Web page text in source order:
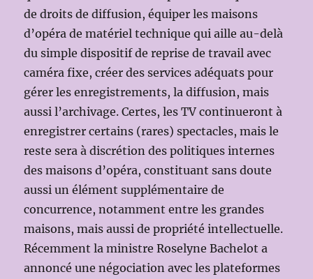
de droits de diffusion, équiper les maisons
d’opéra de matériel technique qui aille au-delà
du simple dispositif de reprise de travail avec
caméra fixe, créer des services adéquats pour
gérer les enregistrements, la diffusion, mais
aussi l’archivage. Certes, les TV continueront à
enregistrer certains (rares) spectacles, mais le
reste sera à discrétion des politiques internes
des maisons d’opéra, constituant sans doute
aussi un élément supplémentaire de
concurrence, notamment entre les grandes
maisons, mais aussi de propriété intellectuelle.
Récemment la ministre Roselyne Bachelot a
annoncé une négociation avec les plateformes